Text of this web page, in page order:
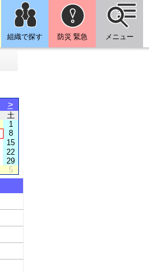
組織で探す 防災 緊急 メニュー
>
土
1
8
15
22
29
5